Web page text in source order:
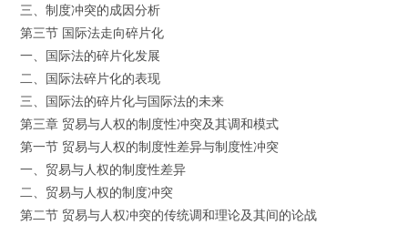
三、制度冲突的成因分析
第三节 国际法走向碎片化
一、国际法的碎片化发展
二、国际法碎片化的表现
三、国际法的碎片化与国际法的未来
第三章 贸易与人权的制度性冲突及其调和模式
第一节 贸易与人权的制度性差异与制度性冲突
一、贸易与人权的制度性差异
二、贸易与人权的制度冲突
第二节 贸易与人权冲突的传统调和理论及其间的论战